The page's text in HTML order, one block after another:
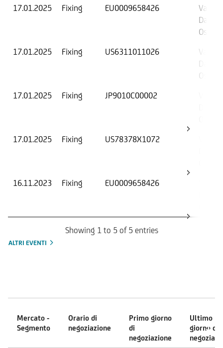
17.01.2025 Fixing EU0009658426
Valore
Data di
17.01.2025
Fixing US6311011026
Data di
17.01.2025
Fixing JP9010C00002
17.01.2025
Fixing US78378X1072
16.11.2023
Fixing EU0009658426
Showing 1 to 5 of 5 entries
ALTRI EVENTI
Mercato -
Segmento
Orario di
negoziazione
Primo giorno
di
negoziazione
Ultimo
giorno di